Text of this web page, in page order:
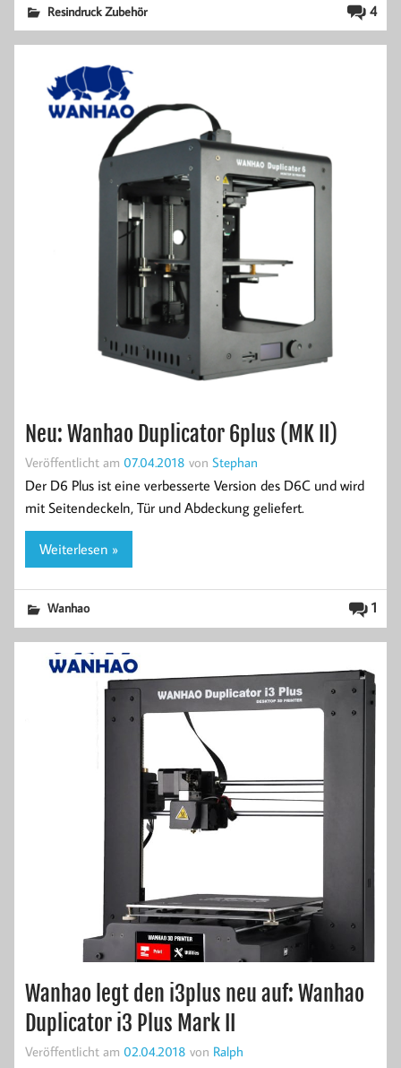
4
Resindruck Zubehör
Neu: Wanhao Duplicator 6plus (MK II)
Veröffentlicht am 07.04.2018 von Stephan
Der D6 Plus ist eine verbesserte Version des D6C und wird
mit Seitendeckeln, Tür und Abdeckung geliefert.
Weiterlesen »
1
Wanhao
Wanhao legt den i3plus neu auf: Wanhao
Duplicator i3 Plus Mark II
Veröffentlicht am 02.04.2018 von Ralph